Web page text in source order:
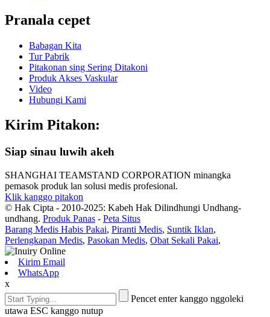
Pranala cepet
Babagan Kita
Tur Pabrik
Pitakonan sing Sering Ditakoni
Produk Akses Vaskular
Video
Hubungi Kami
Kirim Pitakon:
Siap sinau luwih akeh
SHANGHAI TEAMSTAND CORPORATION minangka
pemasok produk lan solusi medis profesional.
Klik kanggo pitakon
© Hak Cipta - 2010-2025: Kabeh Hak Dilindhungi Undhang-
undhang. Produk Panas - Peta Situs
Barang Medis Habis Pakai, Piranti Medis, Suntik Iklan,
Perlengkapan Medis, Pasokan Medis, Obat Sekali Pakai,
Kirim Email
WhatsApp
x
Pencet enter kanggo nggoleki
utawa ESC kanggo nutup